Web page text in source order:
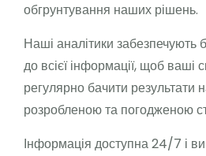
обгрунтування наших рішень.
Наші аналітики забезпечують
до всієї інформації, щоб ваші
регулярно бачити результати
розробленою та погодженою
Інформація доступна 24/7 і